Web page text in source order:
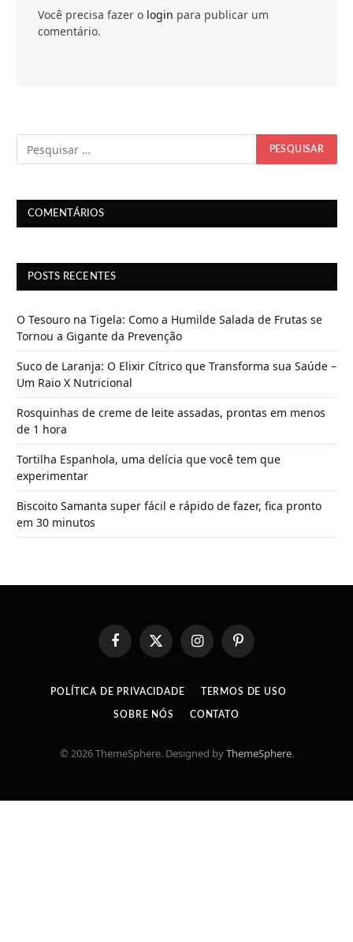
Você precisa fazer o login para publicar um
comentário.
COMENTÁRIOS
POSTS RECENTES
O Tesouro na Tigela: Como a Humilde Salada de Frutas se
Tornou a Gigante da Prevenção
Suco de Laranja: O Elixir Cítrico que Transforma sua Saúde –
Um Raio X Nutricional
Rosquinhas de creme de leite assadas, prontas em menos
de 1 hora
Tortilha Espanhola, uma delícia que você tem que
experimentar
Biscoito Samanta super fácil e rápido de fazer, fica pronto
em 30 minutos
FacebookX
(Twitter)
InstagramPinterest
POLÍTICA DE PRIVACIDADE TERMOS DE USO
SOBRE NÓS CONTATO
© 2026 ThemeSphere. Designed byThemeSphere.